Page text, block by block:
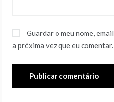
Guardar o meu nome,
a próxima vez que eu comentar.